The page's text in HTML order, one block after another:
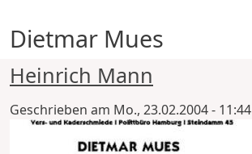
Dietmar Mues
Heinrich Mann
Geschrieben am Mo., 23.02.2004 - 11:44